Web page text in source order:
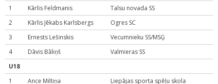
1
Kārlis Feldmanis
Talsu novada SS
2
Kārlis Jēkabs Karlsbergs
Ogres SC
3
Ernests Lešinskis
Vecumnieku SS/MSĢ
4
Dāvis Bāliņš
Valmieras SS
U18
1
Ance Miltiņa
Liepājas sporta spēļu skola